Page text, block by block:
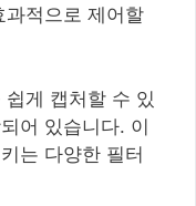
적으로 제어할
게 캡처할 수 있
어 있습니다. 이
는 다양한 필터